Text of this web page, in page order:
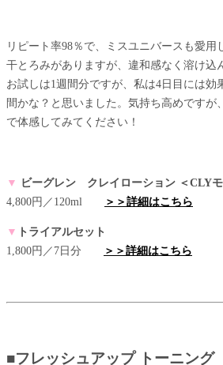
リピート率98％で、ミスユニバースも愛用
干とろみがありますが、違和感なく溶け込
お試しは1週間分ですが、私は4日目には効
間かな？と思いました。気持ち高めですが
で体感してみてください！
▼ ビーグレン クレイローション ＜CLY
4,800円／120ml
＞＞詳細はこちら
▼ トライアルセット
1,800円／7日分
＞＞詳細はこちら
■フレッシュアップ トーニング